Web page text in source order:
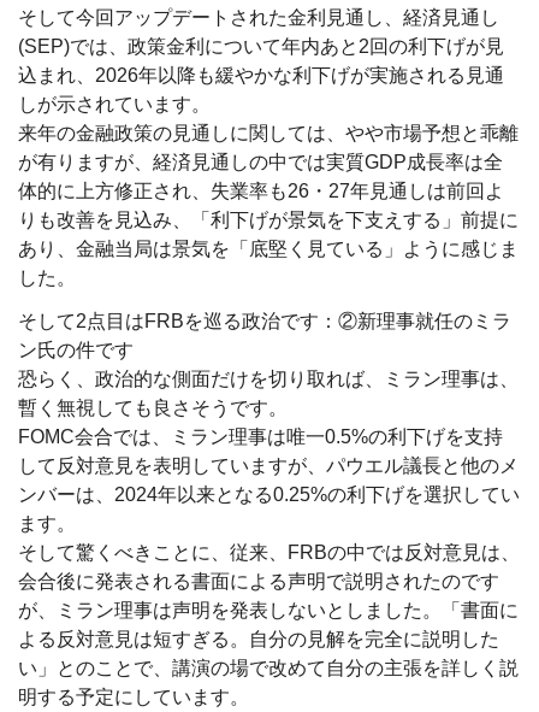
そして今回アップデートされた金利見通し、経済見通し
(SEP)では、政策金利について年内あと2回の利下げが見
込まれ、2026年以降も緩やかな利下げが実施される見通
しが示されています。
来年の金融政策の見通しに関しては、やや市場予想と乖離
が有りますが、経済見通しの中では実質GDP成長率は全
体的に上方修正され、失業率も26・27年見通しは前回よ
りも改善を見込み、「利下げが景気を下支えする」前提に
あり、金融当局は景気を「底堅く見ている」ように感じま
した。
そして2点目はFRBを巡る政治です：②新理事就任のミラ
ン氏の件です
恐らく、政治的な側面だけを切り取れば、ミラン理事は、
暫く無視しても良さそうです。
FOMC会合では、ミラン理事は唯一0.5%の利下げを支持
して反対意見を表明していますが、パウエル議長と他のメ
ンバーは、2024年以来となる0.25%の利下げを選択してい
ます。
そして驚くべきことに、従来、FRBの中では反対意見は、
会合後に発表される書面による声明で説明されたのです
が、ミラン理事は声明を発表しないとしました。「書面に
よる反対意見は短すぎる。自分の見解を完全に説明した
い」とのことで、講演の場で改めて自分の主張を詳しく説
明する予定にしています。